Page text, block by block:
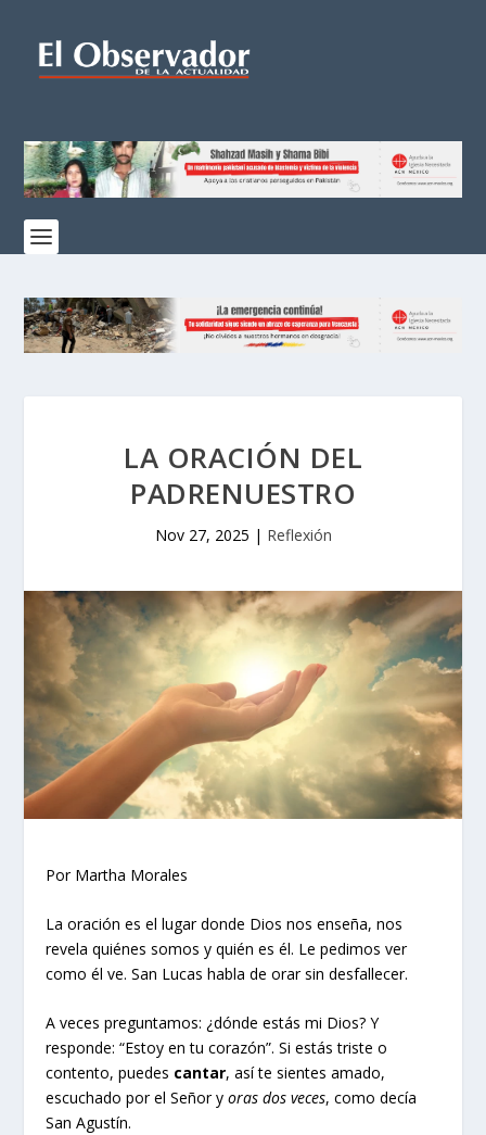
LA ORACIÓN DEL
PADRENUESTRO
Nov 27, 2025 | Reflexión
Por Martha Morales
La oración es el lugar donde Dios nos enseña, nos
revela quiénes somos y quién es él. Le pedimos ver
como él ve. San Lucas habla de orar sin desfallecer.
A veces preguntamos: ¿dónde estás mi Dios? Y
responde: “Estoy en tu corazón”. Si estás triste o
contento, puedes cantar, así te sientes amado,
escuchado por el Señor yoras dos veces, como decía
San Agustín.